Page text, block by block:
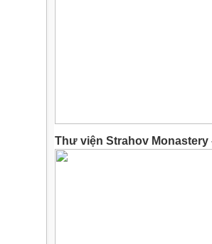
Thư viện Strahov Monastery